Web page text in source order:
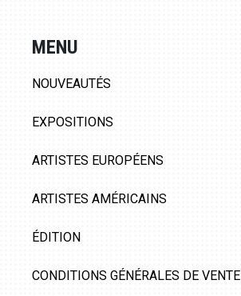
MENU
NOUVEAUTÉS
EXPOSITIONS
ARTISTES EUROPÉENS
ARTISTES AMÉRICAINS
ÉDITION
CONDITIONS GÉNÉRALES DE VENTE